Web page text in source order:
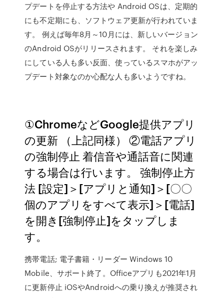
プデートを停止する方法や Android OSは、定期的
にも不定期にも、ソフトウェア更新が行われていま
す。 例えば毎年8月～10月には、新しいバージョン
のAndroid OSがリリースされます。 それを楽しみ
にしている人も多い反面、使っているスマホがアッ
プデート対象なのか心配な人も多いようですね。
①ChromeなどGoogle提供アプリ
の更新 （上記同様） ②電話アプリ
の強制停止 着信音や通話音に関連
する場合は行います。 強制停止方
法 [設定]＞[アプリと通知]＞[〇〇
個のアプリをすべて表示]＞[電話]
を開き[強制停止]をタップしま
す。
携帯電話; 電子書籍・リーダー Windows 10
Mobile、サポート終了。Officeアプリも2021年1月
に更新停止 iOSやAndroidへの乗り換えが推奨され